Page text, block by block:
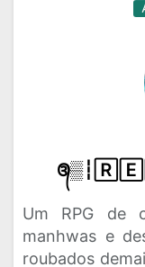
Um RPG de
manhwas e
roubados